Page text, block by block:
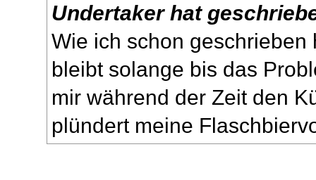
Undertaker hat
Wie ich schon geschrieben
bleibt solange bis das
mir während der Zeit den
plündert meine